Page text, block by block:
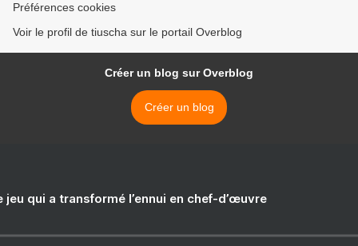
Préférences cookies
Voir le profil de tiuscha sur le portail Overblog
Créer un blog sur Overblog
Créer un blog
jeu qui a transformé l’ennui en chef-d’œuvre